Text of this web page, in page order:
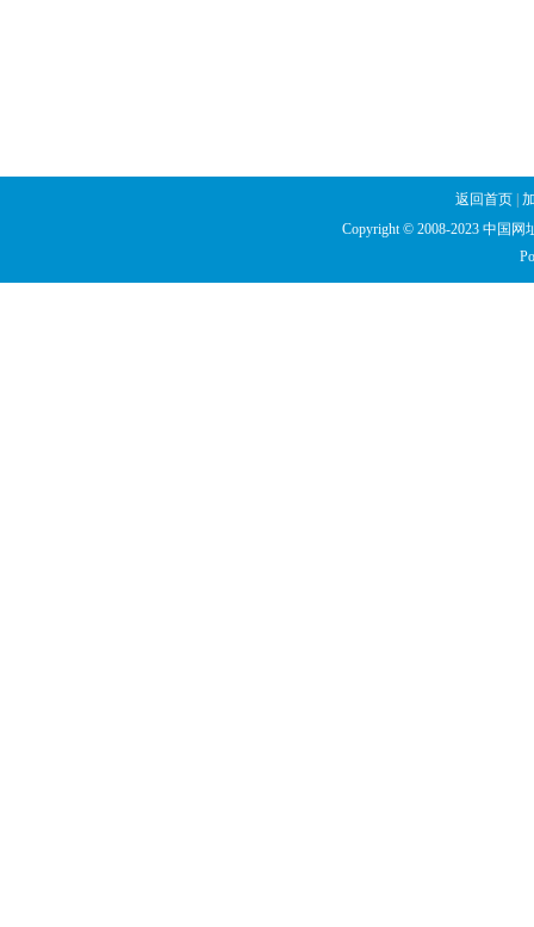
返回首页
Copyright © 2008-2023 中国网